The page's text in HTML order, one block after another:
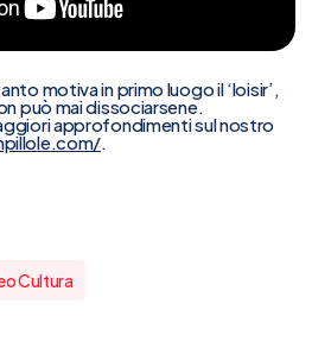
motiva in primo luogo il ‘loisir’,
può mai dissociarsene.
approfondimenti sul nostro
Cultura